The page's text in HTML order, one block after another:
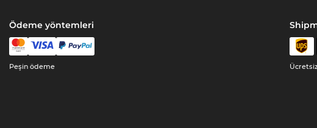
Ödeme yöntemleri
Peşin ödeme